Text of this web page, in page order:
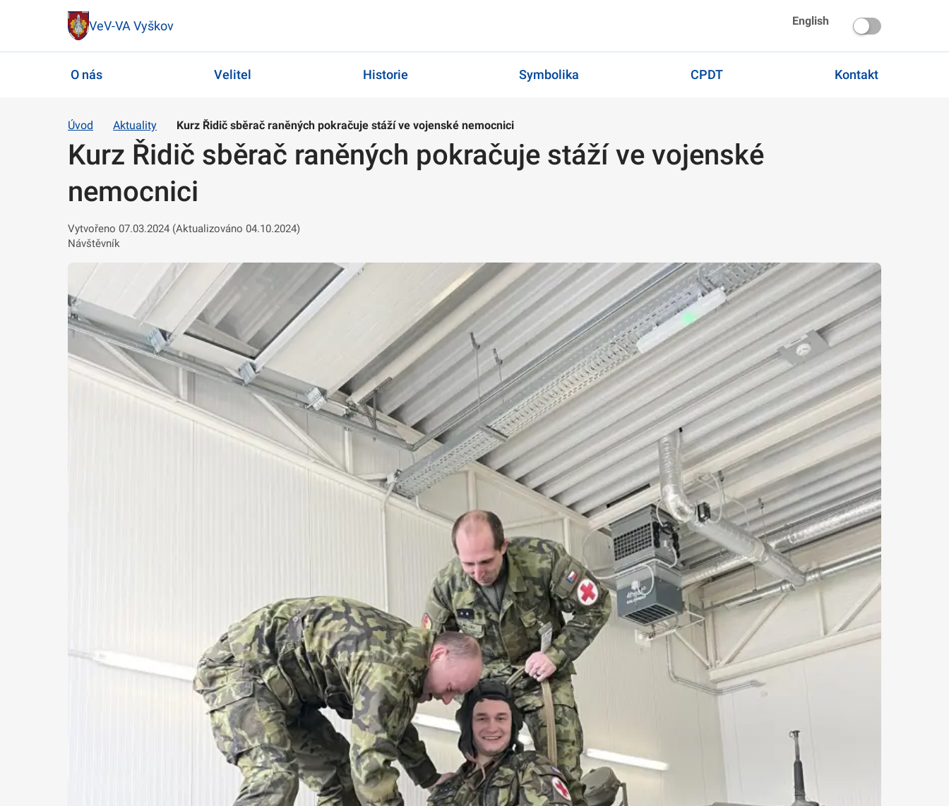
VeV-VA Vyškov English
O nás Velitel Historie Symbolika CPDT Kontakt
Úvod Aktuality Kurz Řidič sběrač raněných pokračuje stáží ve vojenské nemocnici
Kurz Řidič sběrač raněných pokračuje stáží ve vojenské
nemocnici
Vytvořeno 07.03.2024 (Aktualizováno 04.10.2024)
Návštěvník